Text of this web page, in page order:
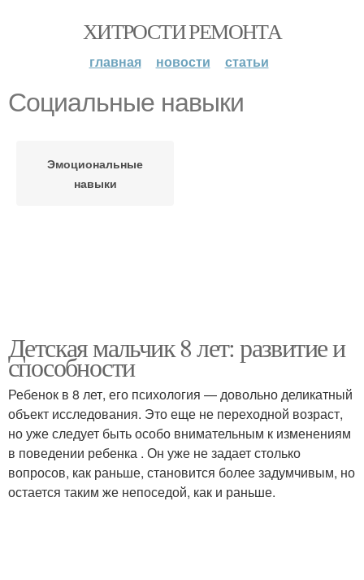
ХИТРОСТИ РЕМОНТА
главная новости статьи
Социальные навыки
Эмоциональные
навыки
Детская мальчик 8 лет: развитие и
способности
Ребенок в 8 лет, его психология — довольно деликатный
объект исследования. Это еще не переходной возраст,
но уже следует быть особо внимательным к изменениям
в поведении ребенка . Он уже не задает столько
вопросов, как раньше, становится более задумчивым, но
остается таким же непоседой, как и раньше.